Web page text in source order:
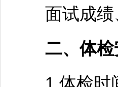
面试成绩、
二、体
1.体检时间